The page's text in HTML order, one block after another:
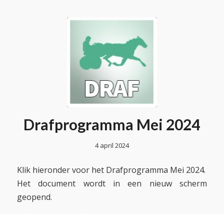
Drafprogramma Mei 2024
4 april 2024
Klik hieronder voor het Drafprogramma Mei 2024.
Het document wordt in een nieuw scherm
geopend.